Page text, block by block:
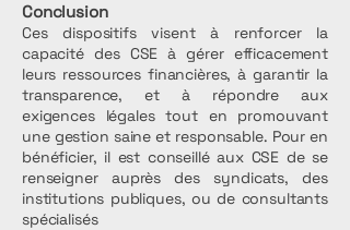
Conclusion
Ces dispositifs visent à renforcer la
capacité des CSE à gérer efficacement
leurs ressources financières, à garantir la
transparence, et à répondre aux
exigences légales tout en promouvant
une gestion saine et responsable. Pour en
bénéficier, il est conseillé aux CSE de se
renseigner auprès des syndicats, des
institutions publiques, ou de consultants
spécialisés